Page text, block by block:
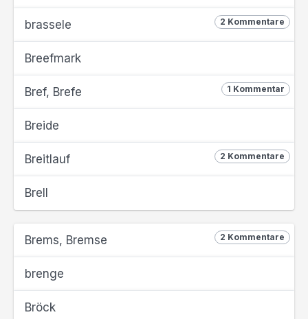
2 Kommentare
brassele
Breefmark
1 Kommentar
Bref, Brefe
Breide
2 Kommentare
Breitlauf
Brell
2 Kommentare
Brems, Bremse
brenge
Bröck